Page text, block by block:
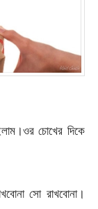
চোখের দিকে
সো রাখবোনা।